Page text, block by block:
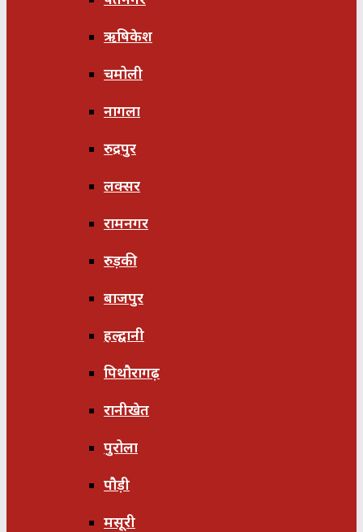
ऋषिकेश
चमोली
नागला
रुद्रपुर
लक्सर
रामनगर
रुड़की
बाजपुर
हल्द्वानी
पिथौरागढ़
रानीखेत
पुरोला
पौड़ी
मसूरी